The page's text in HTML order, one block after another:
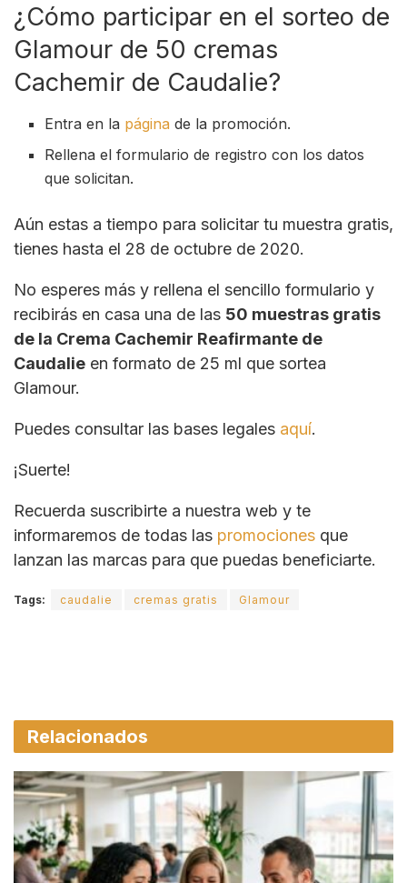
¿Cómo participar en el sorteo de
Glamour de 50 cremas
Cachemir de Caudalie?
Entra en la página de la promoción.
Rellena el formulario de registro con los datos
que solicitan.
Aún estas a tiempo para solicitar tu muestra gratis,
tienes hasta el 28 de octubre de 2020.
No esperes más y rellena el sencillo formulario y
recibirás en casa una de las 50 muestras gratis
de la Crema Cachemir Reafirmante de
Caudalie en formato de 25 ml que sortea
Glamour.
Puedes consultar las bases legales aquí.
¡Suerte!
Recuerda suscribirte a nuestra web y te
informaremos de todas las promociones que
lanzan las marcas para que puedas beneficiarte.
Tags: caudalie cremas gratis Glamour
Relacionados